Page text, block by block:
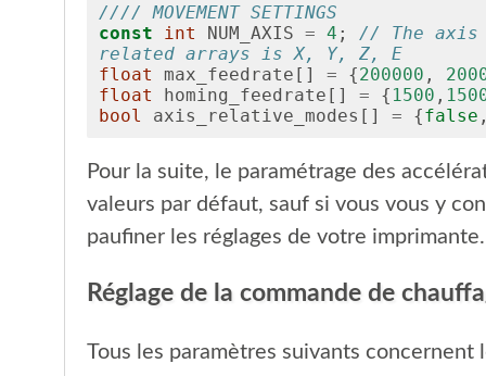
//// MOVEMENT SETTINGS
const
int NUM_AXIS = 4 ;
// The
related arrays is X, Y, Z, E
float
max_feedrate [] = {200000 ,
float
homing_feedrate [] = { 1500 ,
bool
axis_relative_modes [] = {false
Pour la suite, le paramétrage des
valeurs par défaut, sauf si vous vous y
paufiner les réglages de votre imprimante.
Réglage de la commande de
Tous les paramètres suivants concernent